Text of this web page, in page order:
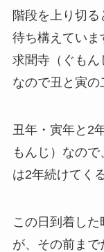
階段を上り切
待ち構えていま
求聞寺（ぐもん
なので丑と寅の
丑年・寅年と2
もんじ）なの
は2年続けてく
この日到着し
が、その前ま